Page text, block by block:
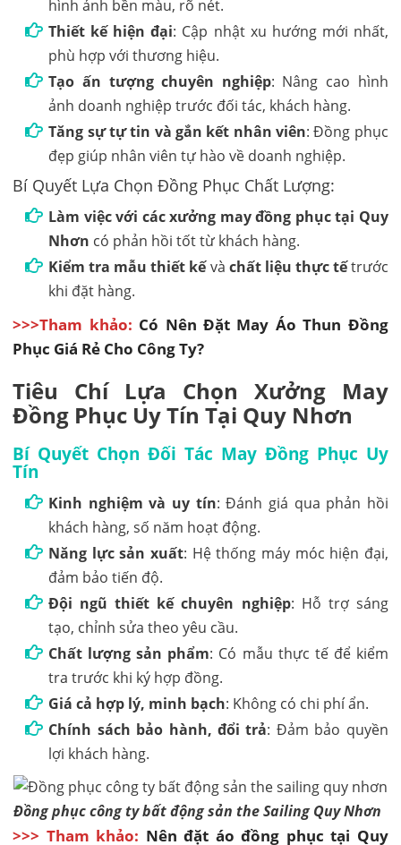
hình ảnh bền màu, rõ nét.
Thiết kế hiện đại: Cập nhật xu hướng mới nhất,
phù hợp với thương hiệu.
Tạo ấn tượng chuyên nghiệp: Nâng cao hình
ảnh doanh nghiệp trước đối tác, khách hàng.
Tăng sự tự tin và gắn kết nhân viên: Đồng phục
đẹp giúp nhân viên tự hào về doanh nghiệp.
Bí Quyết Lựa Chọn Đồng Phục Chất Lượng:
Làm việc với các xưởng may đồng phục tại Quy
Nhơn có phản hồi tốt từ khách hàng.
Kiểm tra mẫu thiết kếvà chất liệu thực tếtrước
khi đặt hàng.
>>>Tham khảo: Có Nên Đặt May Áo Thun Đồng
Phục Giá Rẻ Cho Công Ty?
Tiêu Chí Lựa Chọn Xưởng May
Đồng Phục Uy Tín Tại Quy Nhơn
Bí Quyết Chọn Đối Tác May Đồng Phục Uy
Tín
Kinh nghiệm và uy tín: Đánh giá qua phản hồi
khách hàng, số năm hoạt động.
Năng lực sản xuất: Hệ thống máy móc hiện đại,
đảm bảo tiến độ.
Đội ngũ thiết kế chuyên nghiệp: Hỗ trợ sáng
tạo, chỉnh sửa theo yêu cầu.
Chất lượng sản phẩm: Có mẫu thực tế để kiểm
tra trước khi ký hợp đồng.
Giá cả hợp lý, minh bạch: Không có chi phí ẩn.
Chính sách bảo hành, đổi trả: Đảm bảo quyền
lợi khách hàng.
Đồng phục công ty bất động sản the Sailing Quy Nhơn
>>> Tham khảo: Nên đặt áo đồng phục tại Quy